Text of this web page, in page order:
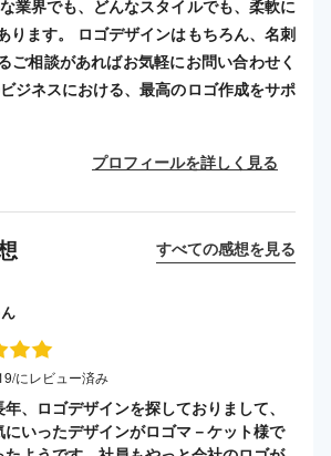
業界でも、どんなスタイルでも、柔軟に
ります。 ロゴデザインはもちろん、名刺
ご相談があればお気軽にお問い合わせく
ジネスにおける、最高のロゴ作成をサポ
プロフィールを詳しく見る
すべての感想を見る
にレビュー済み
、ロゴデザインを探しておりまして、
にいったデザインがロゴマ－ケット様で